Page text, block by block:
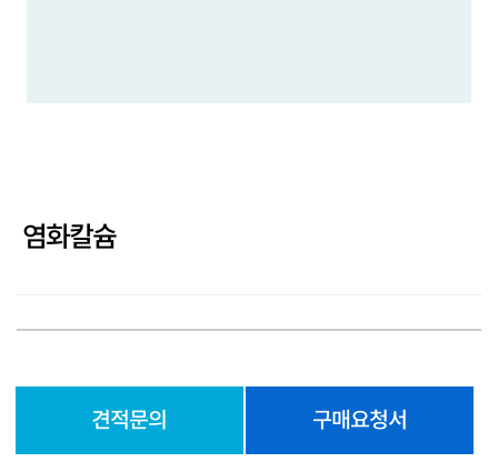
염화칼슘
견적문의 구매요청서